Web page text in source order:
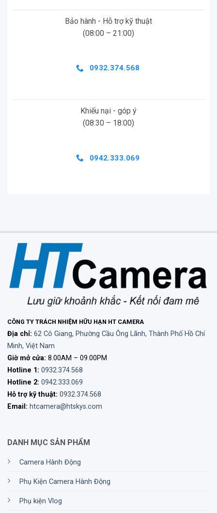
Bảo hành - Hỗ trợ kỹ thuật
(08:00 – 21:00)
0932.374.568
Khiếu nại - góp ý
(08:30 – 18:00)
0942.333.069
CÔNG TY TRÁCH NHIỆM HỮU HẠN HT CAMERA
Địa chỉ: 62 Cô Giang, Phường Cầu Ông Lãnh, Thành Phố Hồ Chí
Minh, Việt Nam
Giờ mở cửa: 8.00AM – 09.00PM
Hotline 1: 0932.374.568
Hotline 2: 0942.333.069
Hỗ trợ kỹ thuật: 0932.374.568
Email: htcamera@htskys.com
DANH MỤC SẢN PHẨM
Camera Hành Động
Phụ Kiện Camera Hành Động
Phụ kiện Vlog